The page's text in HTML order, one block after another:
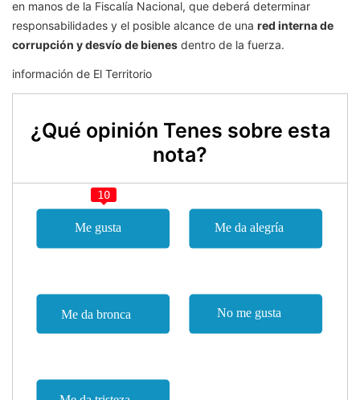
en manos de la Fiscalía Nacional, que deberá determinar
responsabilidades y el posible alcance de una red interna de
corrupción y desvío de bienes dentro de la fuerza.
información de El Territorio
¿Qué opinión Tenes sobre esta
nota?
10